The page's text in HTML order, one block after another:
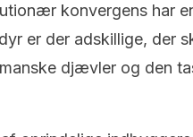
konvergens har
er der adskillige, der
djævler og den